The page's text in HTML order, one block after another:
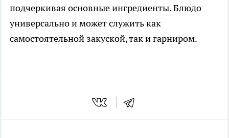
подчеркивая основные ингредиенты. Блюдо
универсально и может служить как
самостоятельной закуской, так и гарниром.